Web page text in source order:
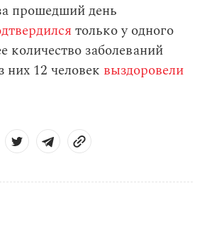
прошедший день
только у одного
количество заболеваний
них 12 человек выздоровели